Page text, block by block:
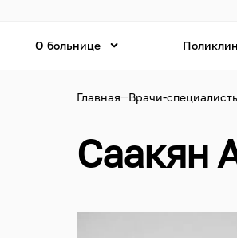
О больнице
Главная Врачи-
Саакян